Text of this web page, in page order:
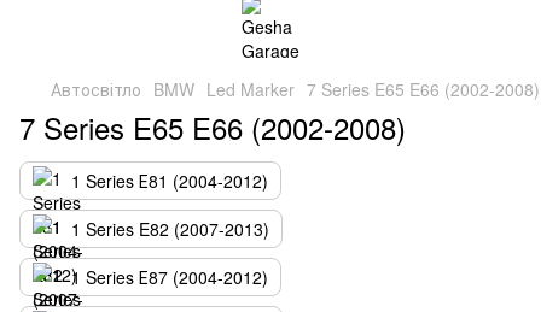
Автосвітло BMW Led Marker 7 Series E65 E66 (2002-2008)
7 Series E65 E66 (2002-2008)
1 Series Е81 (2004-2012)
1 Series E82 (2007-2013)
1 Series Е87 (2004-2012)